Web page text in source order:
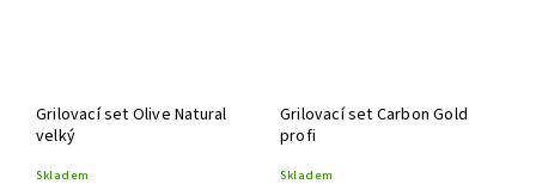
Grilovací set Olive Natural
velký
Skladem
Grilovací set Carbon Gold
profi
Skladem